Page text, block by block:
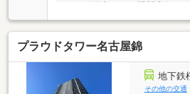
ゆとりある3LDKで、ご家族
だけます。駅前の利便性を享
緑豊かな明が丘公園が広がる
利便・自然環境が揃った、藤
地。ぜひ現地で開放感と住
＼周辺施設／藤が丘小学校
プラウドタワー名古屋錦
地下鉄
その他の交通